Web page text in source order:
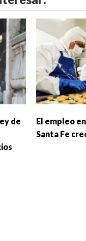
de
El empleo
Santa Fe